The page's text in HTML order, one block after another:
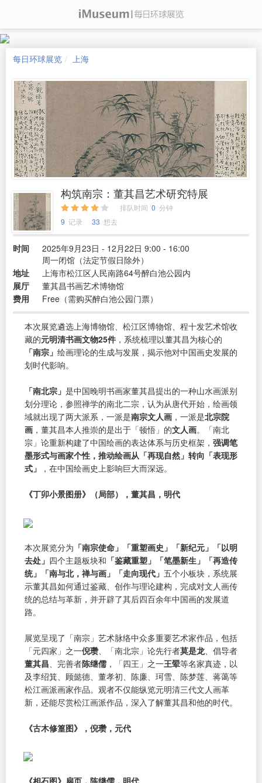
每日环球展览 上海
构筑南宗：董其昌艺术研究特展
排队时间 0 分钟
9 记录 33 想去
时间
2025年9月23日 - 12月22日 9:00 - 16:00
周一闭馆（法定节假日除外）
地址
上海市松江区人民南路64号醉白池公园内
展厅
董其昌书画艺术博物馆
费用
Free（需购买醉白池公园门票）
本次展览遴选上海博物馆、松江区博物馆、程十发艺术馆收
藏的元明清书画文物25件 ，系统梳理以董其昌为核心的
「南宗」 绘画理论的生成与发展，揭示他对中国画史发展的
划时代影响。
「南北宗」 是中国晚明书画家董其昌提出的一种山水画派别
划分理论，参照禅学的南北二宗，认为从唐代开始，绘画领
域就出现了两大派系，一派是南宗文人画 ，一派是北宗院
画 ，董其昌本人推崇的是出于「顿悟」的文人画。「南北
宗」论重新构建了中国绘画的表达体系与历史框架， 强调笔
墨形式与画家个性，推动绘画从「再现自然」转向「表现形
式」
，在中国绘画史上影响巨大而深远。
《丁卯小景图册》（局部），董其昌，明代
本次展览分为 「南宗使命」「重塑画史」「新纪元」「以明
去处」 四个主题板块和 「鉴藏重塑」「笔墨新生」「再造传
统」「南与北，禅与画」「走向现代」 五个小板块，系统展
示董其昌如何通过鉴藏、创作与理论建构，完成对文人画传
统的总结与革新，并开辟了其后四百余年中国画的发展道
路。
展览呈现了「南宗」艺术脉络中众多重要艺术家作品，包括
「元四家」之一倪瓒、「南北宗」论先行者莫是龙 、倡导者
董其昌 、完善者陈继儒 ，「四王」之一王翚等名家真迹，以
及李绍箕、顾懿德、董孝初、陈廉、珂雪、陈梦莲、蒋蔼等
松江画派画家作品。观者不仅能纵览元明清三代文人画革
新，还能尽赏松江画派作品，深入了解董其昌和他的时代。
《古木修篁图》，倪瓒，元代